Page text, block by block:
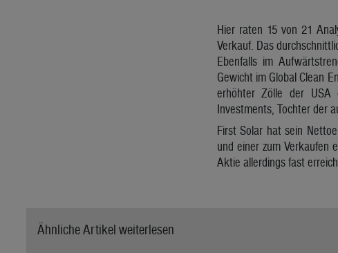
Hier raten 15 von 21
Verkauf. Das
Ebenfalls im
Gewicht im Global Clean
erhöhter Zölle der USA
Investments, Tochter der
First Solar hat sein
und einer zum Verkaufen
Aktie allerdings fast
Ähnliche Artikel weiterlesen